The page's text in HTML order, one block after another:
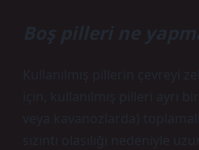
Boş pilleri ne
Kullanılmış pillerin çevreyi
için, kullanılmış pilleri ayrı
veya kavanozlarda)
sızıntı olasılığı nedeniyle